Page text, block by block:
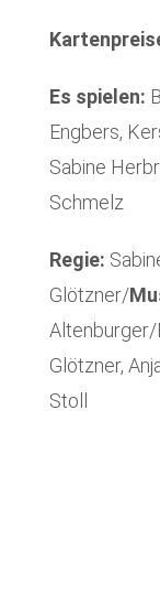
Es spielen:
Engbers,
Sabine
Schmelz
Regie:
Glötzner/
Altenburger/
Glötzner,
Stoll